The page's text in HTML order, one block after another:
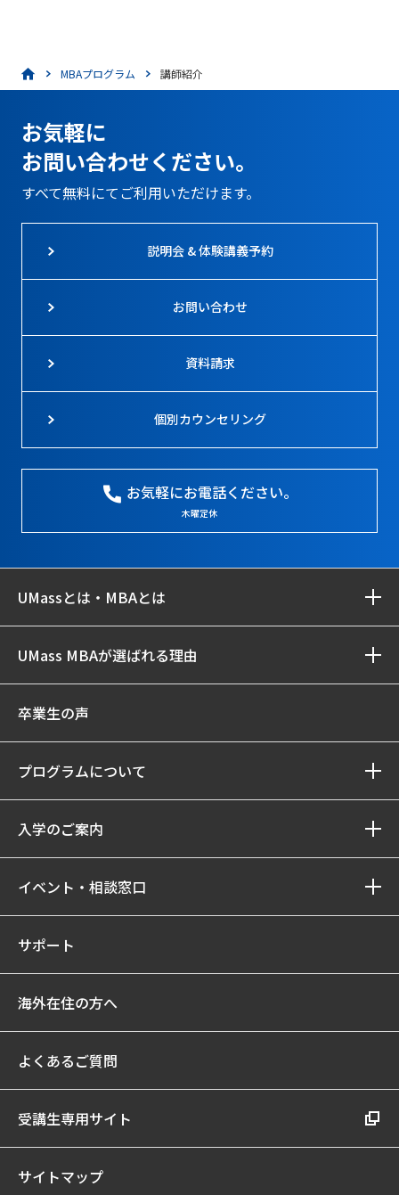
MBAプログラム 講師紹介
お気軽に
お問い合わせください。
すべて無料にてご利用いただけます。
説明会 & 体験講義予約
お問い合わせ
資料請求
個別カウンセリング
お気軽にお電話ください。
木曜定休
UMassとは・MBAとは
UMass MBAが選ばれる理由
卒業生の声
プログラムについて
入学のご案内
イベント・相談窓口
サポート
海外在住の方へ
よくあるご質問
受講生専用サイト
サイトマップ